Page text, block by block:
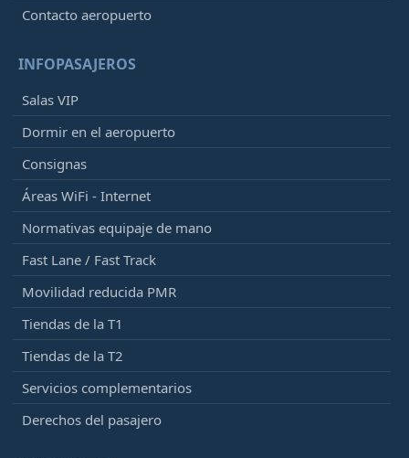
Contacto aeropuerto
INFOPASAJEROS
Salas VIP
Dormir en el aeropuerto
Consignas
Áreas WiFi - Internet
Normativas equipaje de mano
Fast Lane / Fast Track
Movilidad reducida PMR
Tiendas de la T1
Tiendas de la T2
Servicios complementarios
Derechos del pasajero